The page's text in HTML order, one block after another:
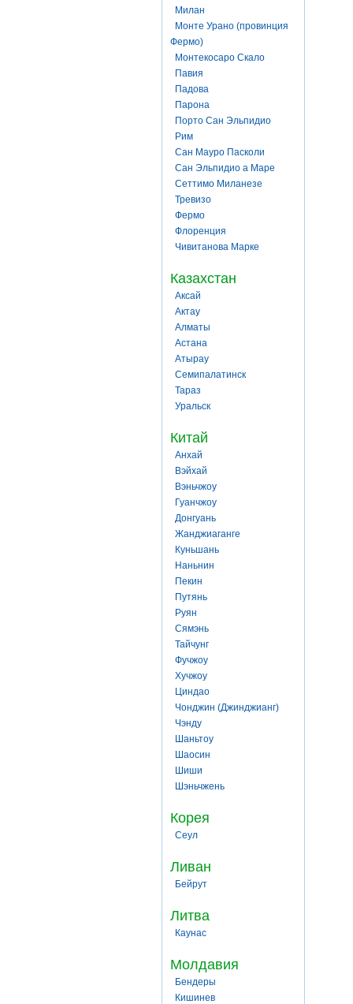
Милан
Монте Урано (провинция
Фермо)
Монтекосаро Скало
Павия
Падова
Парона
Порто Сан Эльпидио
Рим
Сан Мауро Пасколи
Сан Эльпидио а Маре
Сеттимо Миланезе
Тревизо
Фермо
Флоренция
Чивитанова Марке
Казахстан
Аксай
Актау
Алматы
Астана
Атырау
Семипалатинск
Тараз
Уральск
Китай
Анхай
Вэйхай
Вэньчжоу
Гуанчжоу
Донгуань
Жанджиаганге
Куньшань
Наньнин
Пекин
Путянь
Руян
Сямэнь
Тайчунг
Фучжоу
Хучжоу
Циндао
Чонджин (Джинджианг)
Чэнду
Шаньтоу
Шаосин
Шиши
Шэньчжень
Корея
Сеул
Ливан
Бейрут
Литва
Каунас
Молдавия
Бендеры
Кишинев